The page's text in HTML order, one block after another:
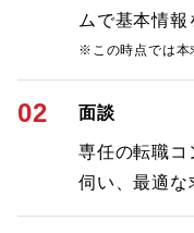
ムで基本情報
※この時点では本
02 面談
専任の転職コ
伺い、最適な